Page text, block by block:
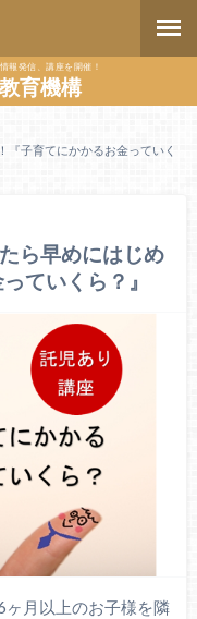
報発信、講座を開催！
育機構
子育てにかかるお金っていく
ら早めにはじめ
ていくら？』
月以上のお子様を隣